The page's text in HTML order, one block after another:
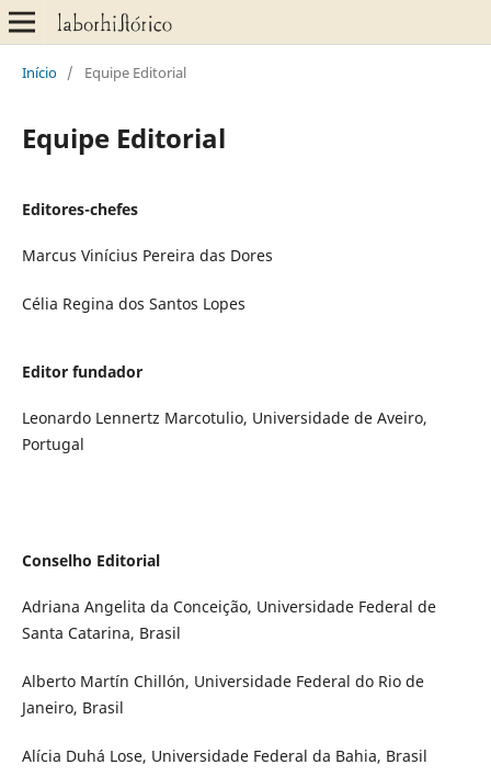
Início / Equipe Editorial
Equipe Editorial
Editores-chefes
Marcus Vinícius Pereira das Dores
Célia Regina dos Santos Lopes
Editor fundador
Leonardo Lennertz Marcotulio, Universidade de Aveiro,
Portugal
Conselho Editorial
Adriana Angelita da Conceição, Universidade Federal de
Santa Catarina, Brasil
Alberto Martín Chillón, Universidade Federal do Rio de
Janeiro, Brasil
Alícia Duhá Lose, Universidade Federal da Bahia, Brasil